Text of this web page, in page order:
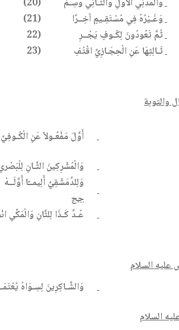
وَالْمَدَنِي الأَوَّلِ وَالثَّـانِي وُسِـمْ
(20)
وَغَـيْرُهُ فِي مُسْتَقِـيمٍ آخِــرًا
(21)
ثُمَّ تَعُودُونَ لِكُـوفٍ يَجْــرِ
(22
ثَـالِثِهَا عَنِ الْحِجَـازِيِّ اقْتُفِ (23
والتوبة
أَوَّلَ مَفْعُـولاً عَنِ
وَالْمُشْرِكِينَ الثَّـانِ
وَلِلدِّمَشْقِيِّ أَلِيمــًا أَوَّلَــهْ
جج
عُـدَّ كَـذَا لِلثَّانِ وَالْمَكِّي
السلام
وَالشَّـاكِرِينَ لِسِـوَاهُ
السلام